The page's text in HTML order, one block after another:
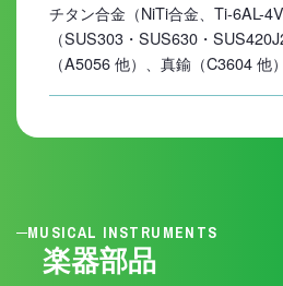
チタン合金（NiTi合金、Ti-6AL-
（SUS303・SUS630・
（A5056 他）、真鍮（C3604 他
MUSICAL INSTRUMENTS
楽器部品